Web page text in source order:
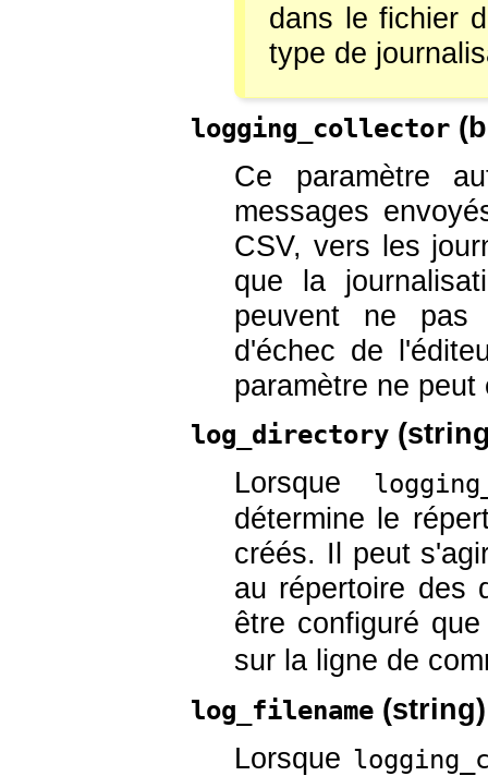
dans le fichier
type de
logging_collector (
Ce paramètre
messages
CSV, vers les
que la
peuvent ne
d'échec de
paramètre ne
log_directory (
Lorsque
détermine le
créés. Il peut
au répertoire des
être configuré
sur la ligne de
log_filename (string)
Lorsque